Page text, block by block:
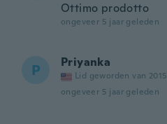
Ottimo prodotto
ongeveer 5 jaar geleden
P Priyanka
Lid geworden van 2015
ongeveer 5 jaar geleden